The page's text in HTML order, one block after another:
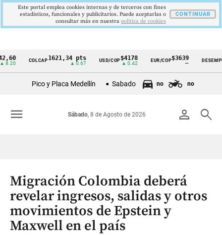
Cintillo
Colombia
COLCAP 1621,34 pts
▲ 0.67
USD/COP$4178
▲ 0.42
EUR/COP$3639 DESEMPLEO
Pico y Placa Medellín Sabado no no
person search
Sábado, 8 de Agosto de 2026
menu
Migración Colombia deberá
revelar ingresos, salidas y otros
movimientos de Epstein y
Maxwell en el país
Este portal emplea cookies internas y de terceros con fines
estadísticos, funcionales y publicitarios. Puede aceptarlas o
consultar más en nuestra politica de cookies
CONTINUAR